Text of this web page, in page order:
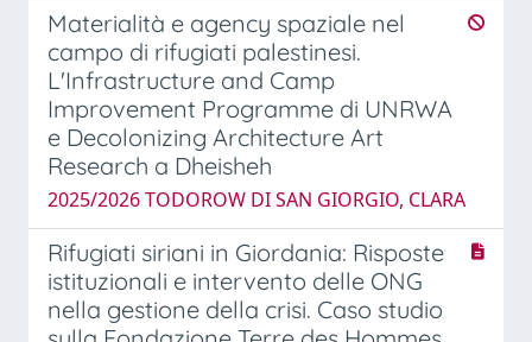
Materialità e agency spaziale nel
campo di rifugiati palestinesi.
L'Infrastructure and Camp
Improvement Programme di UNRWA
e Decolonizing Architecture Art
Research a Dheisheh
2025/2026 TODOROW DI SAN GIORGIO, CLARA
Rifugiati siriani in Giordania: Risposte
istituzionali e intervento delle ONG
nella gestione della crisi. Caso studio